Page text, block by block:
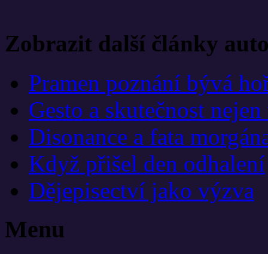
Zobrazit další články
Pramen poznání bývá
Gesto a skutečnost
Disonance a fata
Když přišel den odhalení
Dějepisectví jako výzva
Menu